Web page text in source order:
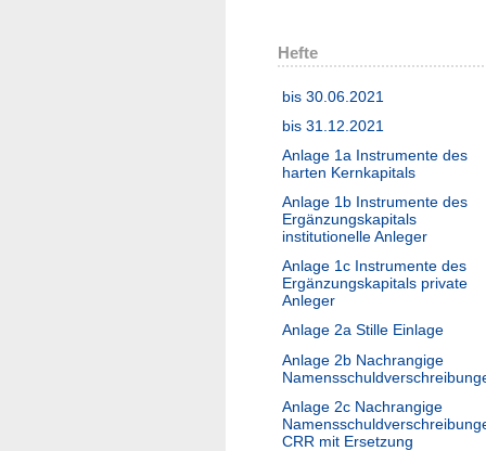
Hefte
bis 30.06.2021
bis 31.12.2021
Anlage 1a Instrumente des
harten Kernkapitals
Anlage 1b Instrumente des
Ergänzungskapitals
institutionelle Anleger
Anlage 1c Instrumente des
Ergänzungskapitals private
Anleger
Anlage 2a Stille Einlage
Anlage 2b Nachrangige
Anlage 2c Nachrangige
CRR mit Ersetzung